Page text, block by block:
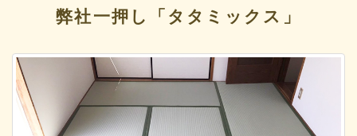
弊社一押し「タタミックス」